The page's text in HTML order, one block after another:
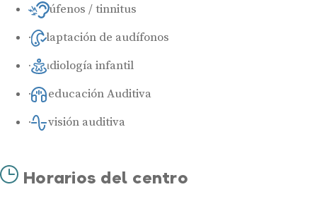
Acúfenos / tinnitus
Adaptación de audífonos
Audiología infantil
Reeducación Auditiva
Revisión auditiva
Horarios del centro